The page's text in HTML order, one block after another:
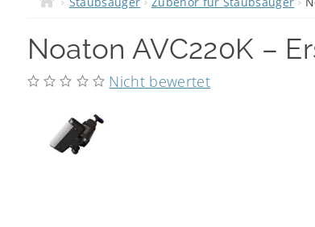
Noaton AVC220K –
Nicht bewertet